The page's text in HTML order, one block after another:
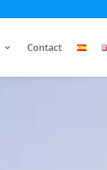
Contact